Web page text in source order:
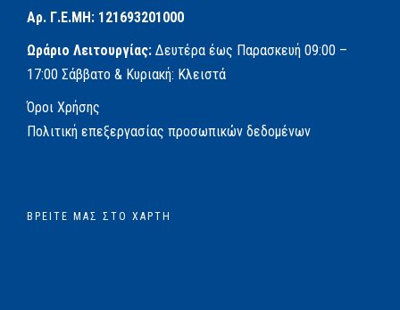
Αρ. Γ.Ε.ΜΗ: 121693201000
Ωράριο Λειτουργίας: Δευτέρα έως Παρασκευή 09:00 –
17:00 Σάββατο & Κυριακή: Κλειστά
Όροι Χρήσης
Πολιτική επεξεργασίας προσωπικών δεδομένων
ΒΡΕΊΤΕ ΜΑΣ ΣΤΟ ΧΆΡΤΗ